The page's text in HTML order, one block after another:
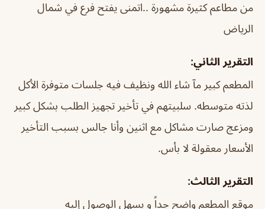
من مطاعم كثيرة مشهورة ..اتمنى يفتح فرع في شمال
الرياض
التقرير الثاني:
المطعم كبير مآ شاء الله ونظيف فيه جلسات متوفرة الأكل
لذته متوسطه. سلبيتهم في تأخير تجهيز الطلب بشكل كبير
ومزعج صارت مشاكل مع اثنين وأنا جالس بسبب التأخير
الأسعار معقولة لا بأس.
التقرير الثالث:
موقع المطعم واضح جداً و يسهل الوصول إليه